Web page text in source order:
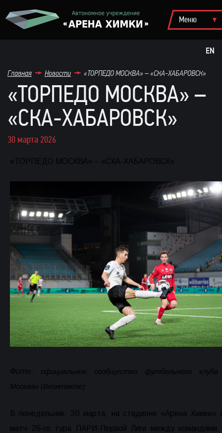
EN
Главная Новости «ТОРПЕДО МОСКВА» – «СКА-ХАБАРОВСК»
«ТОРПЕДО МОСКВА» –
«СКА-ХАБАРОВСК»
30 марта 2026
«ТОРПЕДО МОСКВА» – «СКА-ХАБАРОВСК»
Фото: официальное сообщество футбольного клуба
Москва» (Вконтакте)
В понедельник, 30 марта, на стадионе «Арена Химки»
матч 26-го тура ПАРИ-Первой Лиги между командами